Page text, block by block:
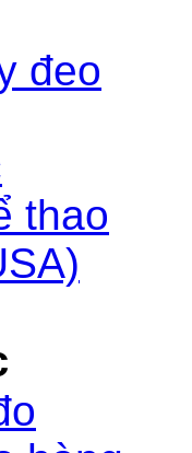
đeo
thao